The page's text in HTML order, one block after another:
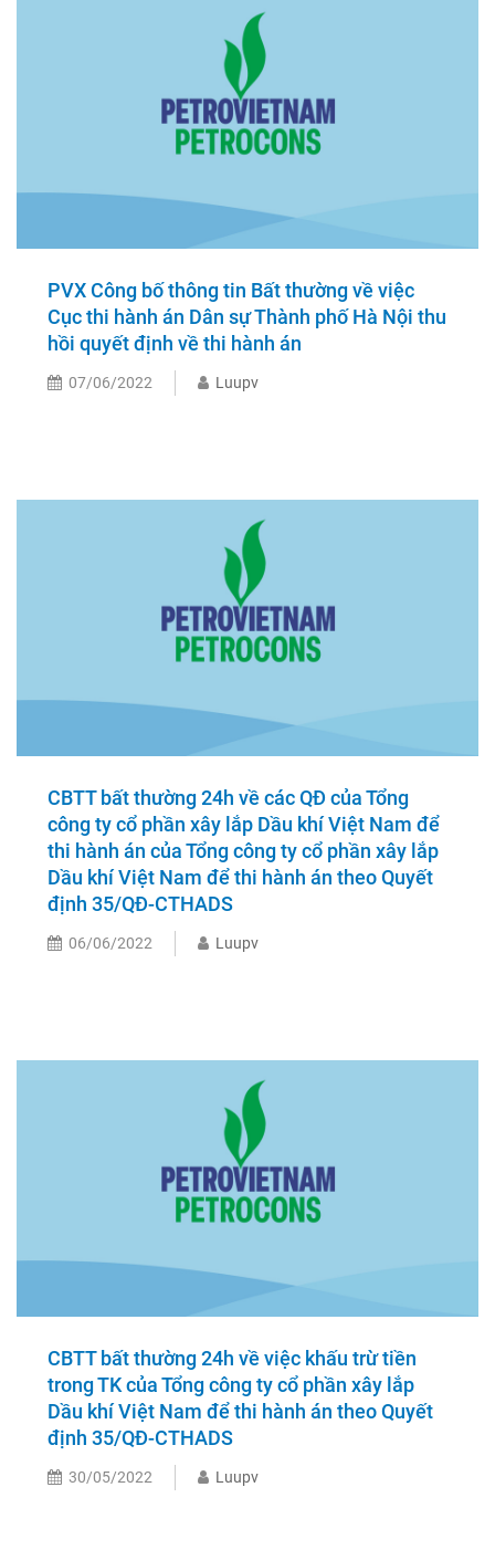
PVX Công bố thông tin Bất thường về việc
Cục thi hành án Dân sự Thành phố Hà Nội thu
hồi quyết định về thi hành án
07/06/2022 Luupv
CBTT bất thường 24h về các QĐ của Tổng
công ty cổ phần xây lắp Dầu khí Việt Nam để
thi hành án của Tổng công ty cổ phần xây lắp
Dầu khí Việt Nam để thi hành án theo Quyết
định 35/QĐ-CTHADS
06/06/2022 Luupv
CBTT bất thường 24h về việc khấu trừ tiền
trong TK của Tổng công ty cổ phần xây lắp
Dầu khí Việt Nam để thi hành án theo Quyết
định 35/QĐ-CTHADS
30/05/2022 Luupv